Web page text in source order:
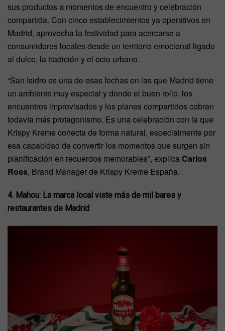
sus productos a momentos de encuentro y celebración
compartida. Con cinco establecimientos ya operativos en
Madrid, aprovecha la festividad para acercarse a
consumidores locales desde un territorio emocional ligado
al dulce, la tradición y el ocio urbano.
“San Isidro es una de esas fechas en las que Madrid tiene
un ambiente muy especial y donde el buen rollo, los
encuentros improvisados y los planes compartidos cobran
todavía más protagonismo. Es una celebración con la que
Krispy Kreme conecta de forma natural, especialmente por
esa capacidad de convertir los momentos que surgen sin
planificación en recuerdos memorables”, explica Carlos
Ross, Brand Manager de Krispy Kreme España.
4. Mahou: La marca local viste más de mil bares y
restaurantes de Madrid